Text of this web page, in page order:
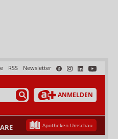
Newsletter
RSS
ANMELDEN
Apotheken Umschau